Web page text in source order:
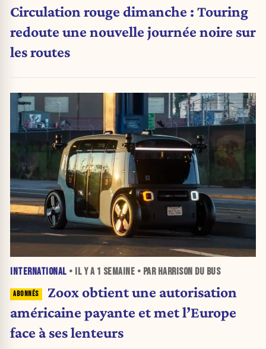
Circulation rouge dimanche : Touring
redoute une nouvelle journée noire sur
les routes
INTERNATIONAL • IL Y A 1 SEMAINE • PAR HARRISON DU BUS
Zoox obtient une autorisation
américaine payante et met l’Europe
face à ses lenteurs